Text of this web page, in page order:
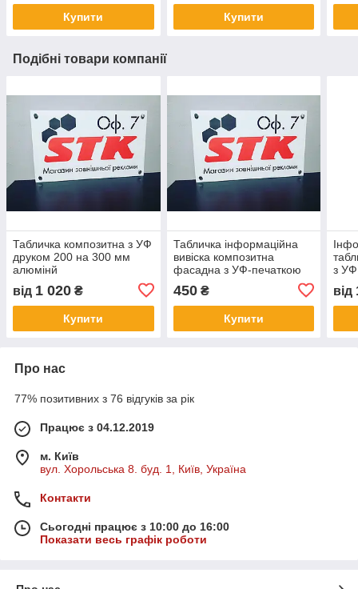
Купити Купити
Подібні товари компанії
Табличка композитна з УФ
друком 200 на 300 мм
алюмінй
від 1 020 ₴
Купити
Табличка інформаційна
вивіска композитна
фасадна з УФ-печаткою
для вулиці та офісу 200 на
300 мм
450₴
Купити
з УФ
від
Про нас
77% позитивних з 76 відгуків за рік
Працює з 04.12.2019
м. Київ
вул. Хорольська 8. буд. 1, Київ, Україна
Контакти
Сьогодні працює з 10:00 до 16:00
Показати весь графік роботи